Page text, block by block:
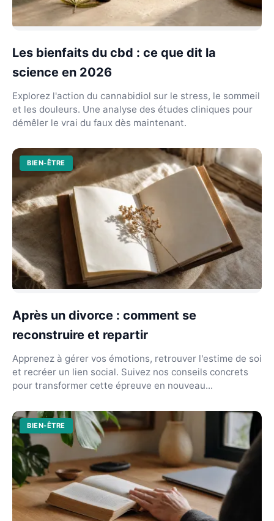
Les bienfaits du cbd : ce que dit la
science en 2026
Explorez l'action du cannabidiol sur le stress, le sommeil
et les douleurs. Une analyse des études cliniques pour
démêler le vrai du faux dès maintenant.
BIEN-ÊTRE
Après un divorce : comment se
reconstruire et repartir
Apprenez à gérer vos émotions, retrouver l'estime de soi
et recréer un lien social. Suivez nos conseils concrets
pour transformer cette épreuve en nouveau...
BIEN-ÊTRE